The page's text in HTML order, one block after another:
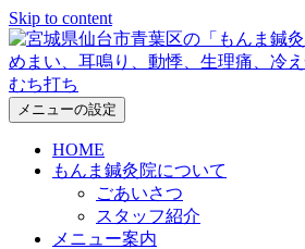
Skip to content
メニューの設定
HOME
もんま鍼灸院について
ごあいさつ
スタッフ紹介
メニュー案内